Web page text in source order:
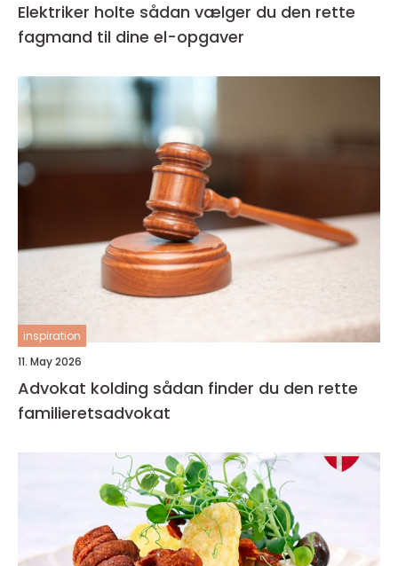
Elektriker holte sådan vælger du den rette
fagmand til dine el-opgaver
inspiration
11. May 2026
Advokat kolding sådan finder du den rette
familieretsadvokat